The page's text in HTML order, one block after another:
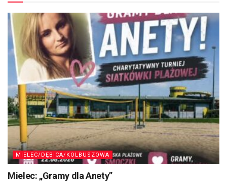
MIELEC/DĘBICA/KOLBUSZOWA
Mielec: „Gramy dla Anety”